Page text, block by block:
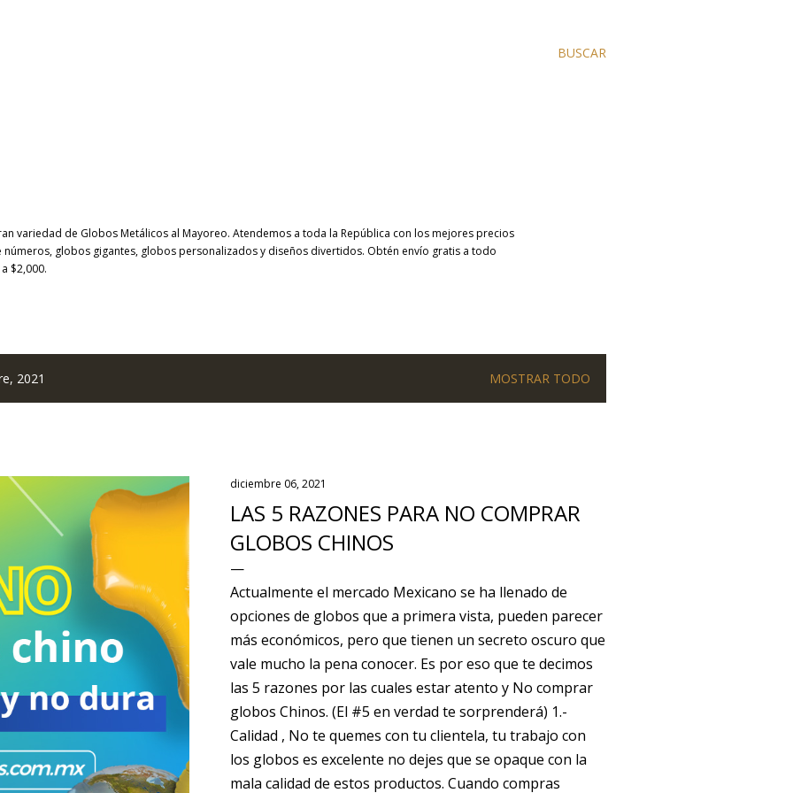
BUSCAR
variedad de Globos Metálicos al Mayoreo. Atendemos a toda la República con los mejores precios
globos gigantes, globos personalizados y diseños divertidos. Obtén envío gratis a todo
$2,000.
2021 MOSTRAR TODO
diciembre 06, 2021
LAS 5 RAZONES PARA NO COMPRAR
GLOBOS CHINOS
Actualmente el mercado Mexicano se ha llenado de
opciones de globos que a primera vista, pueden parecer
más económicos, pero que tienen un secreto oscuro que
vale mucho la pena conocer. Es por eso que te decimos
las 5 razones por las cuales estar atento y No comprar
globos Chinos. (El #5 en verdad te sorprenderá) 1.-
Calidad , No te quemes con tu clientela, tu trabajo con
los globos es excelente no dejes que se opaque con la
mala calidad de estos productos. Cuando compras